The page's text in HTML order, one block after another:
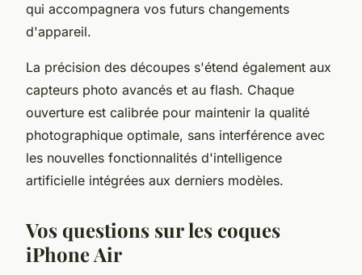
qui accompagnera vos futurs changements
d'appareil.
La précision des découpes s'étend également aux
capteurs photo avancés et au flash. Chaque
ouverture est calibrée pour maintenir la qualité
photographique optimale, sans interférence avec
les nouvelles fonctionnalités d'intelligence
artificielle intégrées aux derniers modèles.
Vos questions sur les coques
iPhone Air